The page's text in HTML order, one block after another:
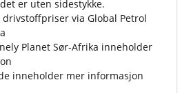
er uten sidestykke.
drivstoffpriser viaGlobal Petrol
Planet Sør-Afrika inneholder
inneholder mer informasjon